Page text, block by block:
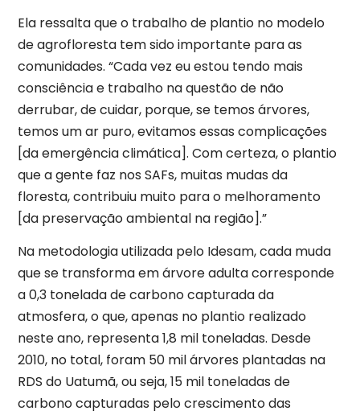
Ela ressalta que o trabalho de plantio no modelo
de agrofloresta tem sido importante para as
comunidades. “Cada vez eu estou tendo mais
consciência e trabalho na questão de não
derrubar, de cuidar, porque, se temos árvores,
temos um ar puro, evitamos essas complicações
[da emergência climática]. Com certeza, o plantio
que a gente faz nos SAFs, muitas mudas da
floresta, contribuiu muito para o melhoramento
[da preservação ambiental na região].”
Na metodologia utilizada pelo Idesam, cada muda
que se transforma em árvore adulta corresponde
a 0,3 tonelada de carbono capturada da
atmosfera, o que, apenas no plantio realizado
neste ano, representa 1,8 mil toneladas. Desde
2010, no total, foram 50 mil árvores plantadas na
RDS do Uatumã, ou seja, 15 mil toneladas de
carbono capturadas pelo crescimento das